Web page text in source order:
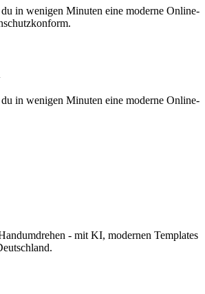
in wenigen Minuten eine moderne Online-
in wenigen Minuten eine moderne Online-
- mit KI, modernen Templates